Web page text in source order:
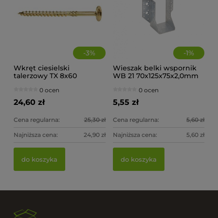
-3%
Wkręt ciesielski
talerzowy TX 8x60
0 ocen
24,60 zł
Cena regularna: 25,30 zł
Najniższa cena: 24,90 zł
do koszyka
-1%
Wieszak belki wspornik
WB 21 70x125x75x2,0mm
0 ocen
5,55 zł
Cena regularna: 5,60 zł
Najniższa cena: 5,60 zł
do koszyka